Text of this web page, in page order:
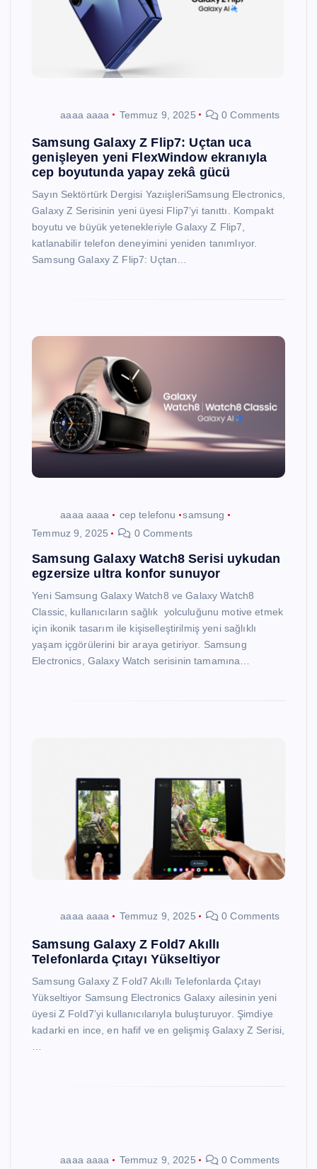
aaaa aaaa Temmuz 9, 2025 0 Comments
Samsung Galaxy Z Flip7: Uçtan uca
genişleyen yeni FlexWindow ekranıyla
cep boyutunda yapay zekâ gücü
Sayın Sektörtürk Dergisi YazıişleriSamsung Electronics,
Galaxy Z Serisinin yeni üyesi Flip7’yi tanıttı. Kompakt
boyutu ve büyük yetenekleriyle Galaxy Z Flip7,
katlanabilir telefon deneyimini yeniden tanımlıyor.
Samsung Galaxy Z Flip7: Uçtan…
aaaa aaaa cep telefonu
samsung
Temmuz 9, 2025
0 Comments
Samsung Galaxy Watch8 Serisi uykudan
egzersize ultra konfor sunuyor
Yeni Samsung Galaxy Watch8 ve Galaxy Watch8
Classic, kullanıcıların sağlık yolculuğunu motive etmek
için ikonik tasarım ile kişiselleştirilmiş yeni sağlıklı
yaşam içgörülerini bir araya getiriyor. Samsung
Electronics, Galaxy Watch serisinin tamamına…
aaaa aaaa Temmuz 9, 2025 0 Comments
Samsung Galaxy Z Fold7 Akıllı
Telefonlarda Çıtayı Yükseltiyor
Samsung Galaxy Z Fold7 Akıllı Telefonlarda Çıtayı
Yükseltiyor Samsung Electronics Galaxy ailesinin yeni
üyesi Z Fold7’yi kullanıcılarıyla buluşturuyor. Şimdiye
kadarki en ince, en hafif ve en gelişmiş Galaxy Z Serisi,
aaaa aaaa Temmuz 9, 2025 0 Comments